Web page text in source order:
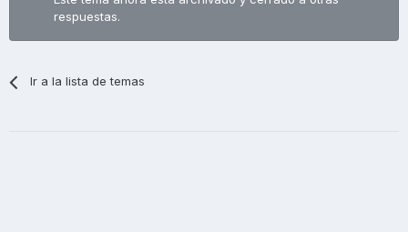
respuestas.
Ir a la lista de temas